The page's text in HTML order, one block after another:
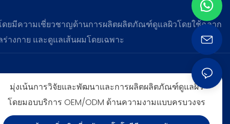
ดยมีความเชี่ยวชาญด้านการผลิตผลิตภัณฑ์ดูแลผิวโดยใช้ฉลาก
งกาย และดูแลเส้นผมโดยเฉพาะ
มุ่งเน้นการวิจัยและพัฒนาและการผลิตผลิตภัณฑ์ดูแลผิว
โดยมอบบริการ OEM/ODM ด้านความงามแบบครบวงจร